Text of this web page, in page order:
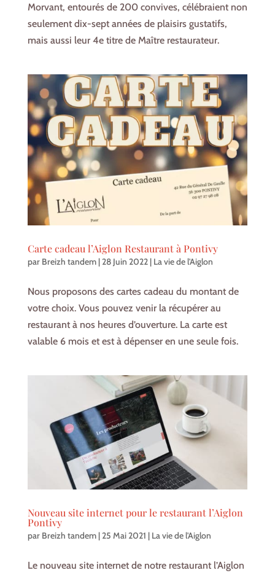
Morvant, entourés de 200 convives, célébraient non
seulement dix-sept années de plaisirs gustatifs,
mais aussi leur 4e titre de Maître restaurateur.
Carte cadeau l’Aiglon Restaurant à Pontivy
par Breizh tandem|28 Juin 2022| La vie de l'Aiglon
Nous proposons des cartes cadeau du montant de
votre choix. Vous pouvez venir la récupérer au
restaurant à nos heures d’ouverture. La carte est
valable 6 mois et est à dépenser en une seule fois.
Nouveau site internet pour le restaurant l’Aiglon
Pontivy
par Breizh tandem|25 Mai 2021 | La vie de l'Aiglon
Le nouveau site internet de notre restaurant l’Aiglon